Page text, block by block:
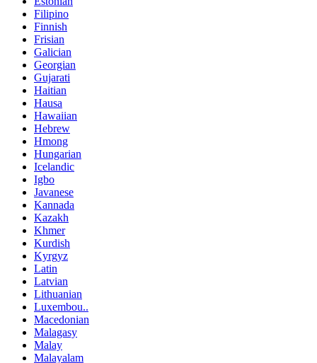
Filipino
Finnish
Frisian
Galician
Georgian
Gujarati
Haitian
Hausa
Hawaiian
Hebrew
Hmong
Hungarian
Icelandic
Igbo
Javanese
Kannada
Kazakh
Khmer
Kurdish
Kyrgyz
Latin
Latvian
Lithuanian
Luxembou..
Macedonian
Malagasy
Malay
Malayalam